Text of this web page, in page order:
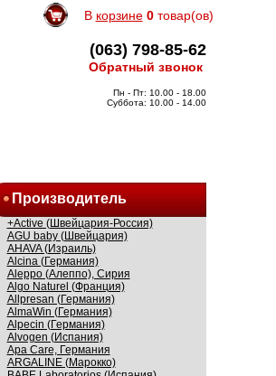
В корзине 0товар(ов)
(063) 798-85-62
Обратный звонок
Пн - Пт: 10.00 - 18.00
Суббота: 10.00 - 14.00
Производитель
+Active (Швейцария-Россия)
AGU baby (Швейцария)
AHAVA (Израиль)
Alcina (Германия)
Aleppo (Алеппо), Сирия
Algo Naturel (Франция)
Allpresan (Германия)
AlmaWin (Германия)
Alpecin (Германия)
Alvogen (Испания)
Apa Care, Германия
ARGALINE (Марокко)